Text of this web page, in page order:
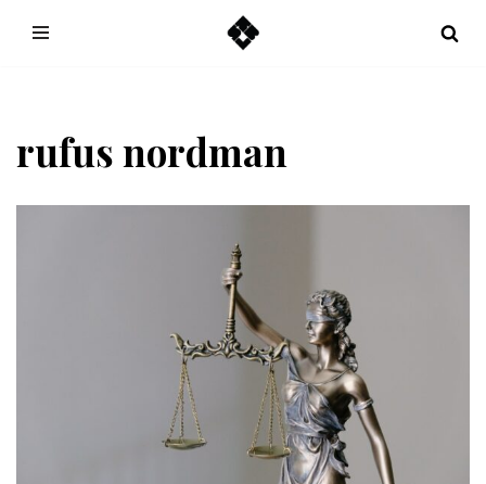
rufus nordman